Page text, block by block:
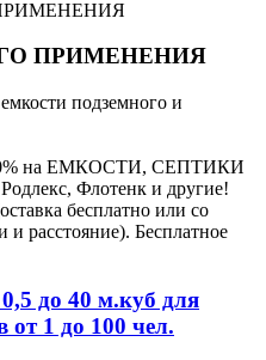
ПРИМЕНЕНИЯ
подземного и
20% на ЕМКОСТИ, СЕПТИКИ
Флотенк и другие!
бесплатно или со
и расстояние). Бесплатное
до 40 м.куб для
от 1 до 100 чел.